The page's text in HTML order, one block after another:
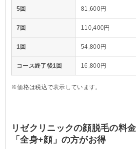
5回 81,600円
7回 110,400円
1回 54,800円
コース終了後1回 16,800円
※価格は税込で表示しています。
リゼクリニックの顔脱毛の料
「全身+顔」の方がお得